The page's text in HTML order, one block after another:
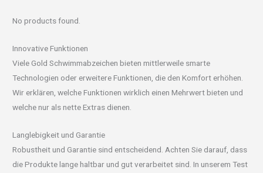
No products found.
Innovative Funktionen
Viele Gold Schwimmabzeichen bieten mittlerweile smarte
Technologien oder erweitere Funktionen, die den Komfort erhöhen.
Wir erklären, welche Funktionen wirklich einen Mehrwert bieten und
welche nur als nette Extras dienen.
Langlebigkeit und Garantie
Robustheit und Garantie sind entscheidend. Achten Sie darauf, dass
die Produkte lange haltbar und gut verarbeitet sind. In unserem Test